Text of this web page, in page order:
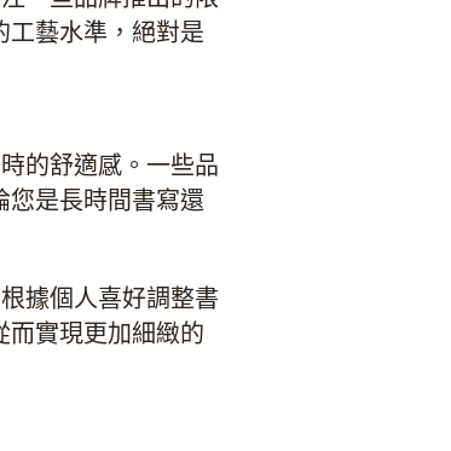
工藝水準，絕對是
的舒適感。一些品
您是長時間書寫還
據個人喜好調整書
而實現更加細緻的